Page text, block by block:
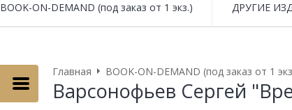
BOOK-ON-DEMAND (под заказ от 1 экз.) ДРУГИЕ
Главная BOOK-ON-DEMAND (под заказ от 1
Варсонофьев Сергей